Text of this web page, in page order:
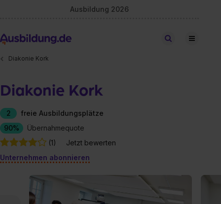
Ausbildung 2026
Stellen finden
Diakonie Kork
Diakonie Kork
2
freie Ausbildungsplätze
90%
Übernahmequote
(1)
Jetzt bewerten
Unternehmen abonnieren